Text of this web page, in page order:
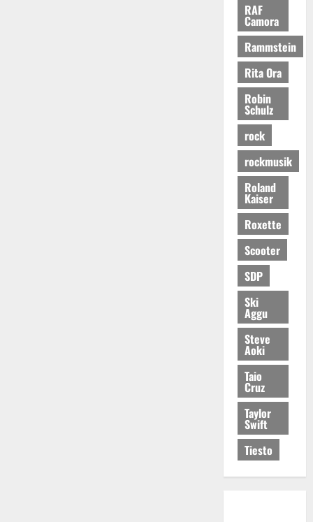
RAF
Camora
Rammstein
Rita Ora
Robin
Schulz
rock
rockmusik
Roland
Kaiser
Roxette
Scooter
SDP
Ski
Aggu
Steve
Aoki
Taio
Cruz
Taylor
Swift
Tiesto